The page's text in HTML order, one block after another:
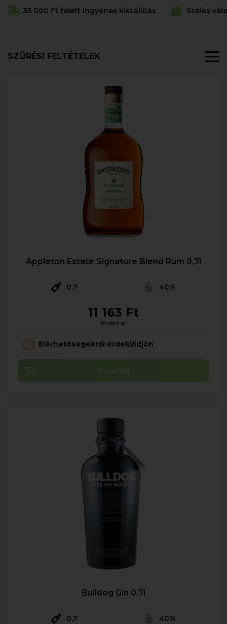
35 000 Ft felett ingyenes kiszállítás Széles
SZŰRÉSI FELTÉTELEK
Appleton Estate Signature Blend Rum 0,7l
0,7 40%
11 163 Ft
Bruttó ár
Elérhetőségekről érdeklődjön
Kosárba
Bulldog Gin 0.7l
0,7 40%